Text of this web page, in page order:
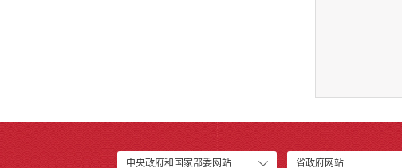
中央政府和国家部委网站 省政府网站